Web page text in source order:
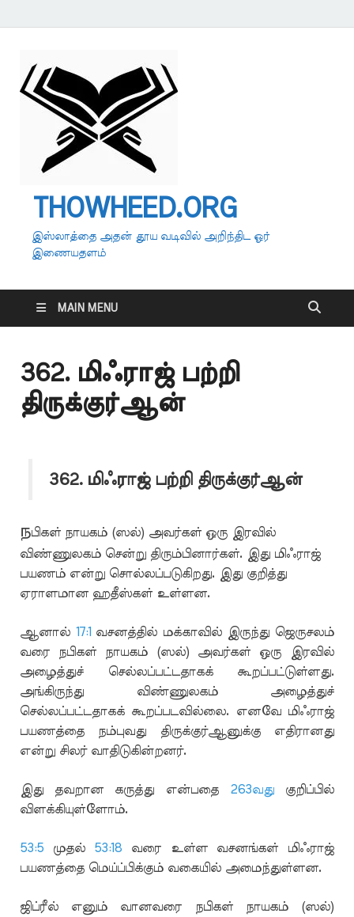
THOWHEED.ORG
இஸ்லாத்தை அதன் தூய வடிவில் அறிந்திட ஓர்
இணையதளம்
MAIN MENU
362. மிஃராஜ் பற்றி
திருக்குர்ஆன்
362. மிஃராஜ் பற்றி திருக்குர்ஆன்
நபிகள் நாயகம் (ஸல்) அவர்கள் ஒரு இரவில்
விண்ணுலகம் சென்று திரும்பினார்கள். இது மிஃராஜ்
பயணம் என்று சொல்லப்படுகிறது. இது குறித்து
ஏராளமான ஹதீஸ்கள் உள்ளன.
ஆனால் 17:1 வசனத்தில் மக்காவில் இருந்து ஜெருசலம்
வரை நபிகள் நாயகம் (ஸல்) அவர்கள் ஒரு இரவில்
அழைத்துச் செல்லப்பட்டதாகக் கூறப்பட்டுள்ளது.
அங்கிருந்து விண்ணுலகம் அழைத்துச்
செல்லப்பட்டதாகக் கூறப்படவில்லை. எனவே மிஃராஜ்
பயணத்தை நம்புவது திருக்குர்ஆனுக்கு எதிரானது
என்று சிலர் வாதிடுகின்றனர்.
இது தவறான கருத்து என்பதை 263வது குறிப்பில்
விளக்கியுள்ளோம்.
53:5 முதல் 53:18 வரை உள்ள வசனங்கள் மிஃராஜ்
பயணத்தை மெய்ப்பிக்கும் வகையில் அமைந்துள்ளன.
ஜிப்ரீல் எனும் வானவரை நபிகள் நாயகம் (ஸல்)